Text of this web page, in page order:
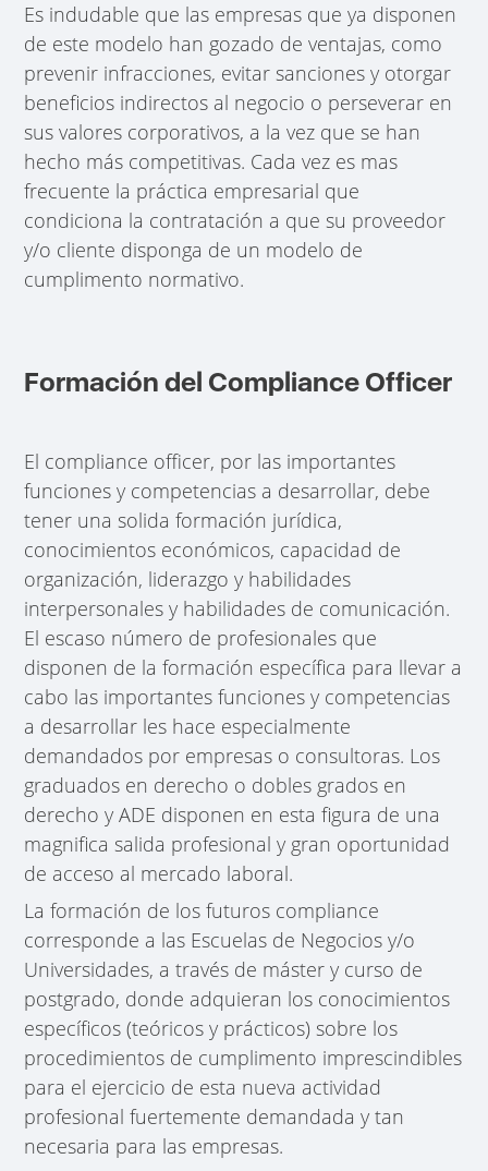
Es indudable que las empresas que ya disponen
de este modelo han gozado de ventajas, como
prevenir infracciones, evitar sanciones y otorgar
beneficios indirectos al negocio o perseverar en
sus valores corporativos, a la vez que se han
hecho más competitivas. Cada vez es mas
frecuente la práctica empresarial que
condiciona la contratación a que su proveedor
y/o cliente disponga de un modelo de
cumplimento normativo.
Formación del Compliance Officer
El compliance officer, por las importantes
funciones y competencias a desarrollar, debe
tener una solida formación jurídica,
conocimientos económicos, capacidad de
organización, liderazgo y habilidades
interpersonales y habilidades de comunicación.
El escaso número de profesionales que
disponen de la formación específica para llevar a
cabo las importantes funciones y competencias
a desarrollar les hace especialmente
demandados por empresas o consultoras. Los
graduados en derecho o dobles grados en
derecho y ADE disponen en esta figura de una
magnifica salida profesional y gran oportunidad
de acceso al mercado laboral.
La formación de los futuros compliance
corresponde a las Escuelas de Negocios y/o
Universidades, a través de máster y curso de
postgrado, donde adquieran los conocimientos
específicos (teóricos y prácticos) sobre los
procedimientos de cumplimento imprescindibles
para el ejercicio de esta nueva actividad
profesional fuertemente demandada y tan
necesaria para las empresas.